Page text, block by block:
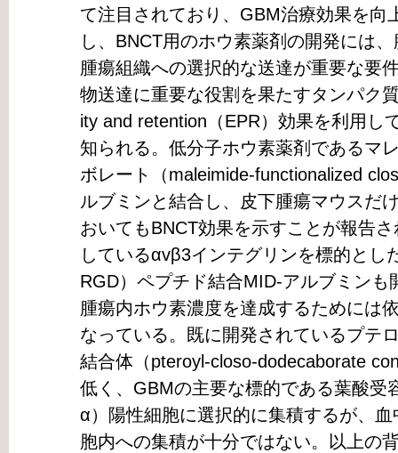
て注目されており、GBM治療効果を向
し、BNCT用のホウ素薬剤の開発には
腫瘍組織への選択的な送達が重要な要
物送達に重要な役割を果たすタンパク
ity and retention（EPR）効果を利用し
知られる。低分子ホウ素薬剤であるマ
ボレート（maleimide-functionalized
ルブミンと結合し、皮下腫瘍マウスだ
おいてもBNCT効果を示すことが報告
しているαvβ3インテグリンを標的とし
RGD）ペプチド結合MID-アルブミンも
腫瘍内ホウ素濃度を達成するためには
なっている。既に開発されているプテ
結合体（pteroyl-closo-dodecaborate
低く、GBMの主要な標的である葉酸受
α）陽性細胞に選択的に集積するが、
胞内への集積が十分ではない。以上の